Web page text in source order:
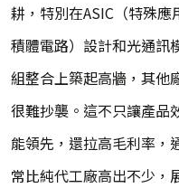
耕，特別在ASIC（特殊應
積體電路）設計和光通訊
組整合上築起高牆，其他
很難抄襲。這不只讓產品
能領先，還拉高毛利率，
常比純代工廠高出不少，